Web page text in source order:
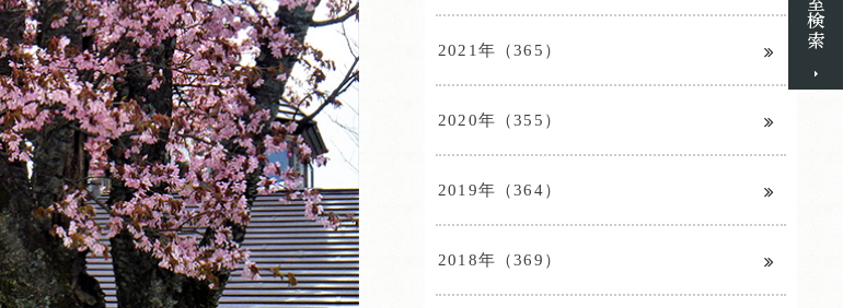
2021年（365）
2020年（355）
2019年（364）
2018年（369）